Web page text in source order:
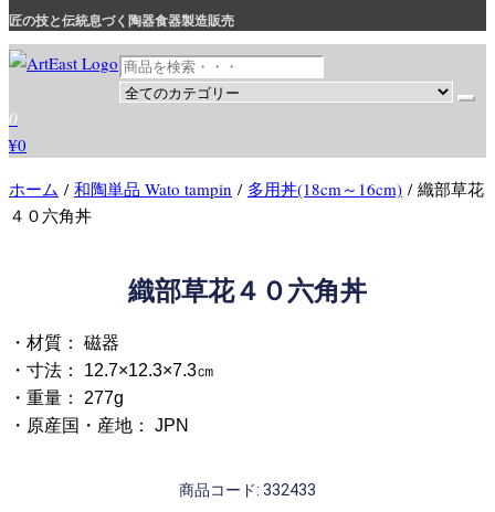
匠の技と伝統息づく陶器食器製造販売
和食器・洋食器通販｜割烹・旅館・料亭・ホテル等業務用卸販売
業務用から個人用まで、おしゃれでかわいい和食器・洋食器はま
とめ買いがお得です。
0
¥0
ホーム / 和陶単品 Wato tampin / 多用丼(18cm～16cm) / 織部草花
４０六角丼
織部草花４０六角丼
・材質： 磁器
・寸法： 12.7×12.3×7.3㎝
・重量： 277g
・原産国・産地： JPN
商品コード: 332433